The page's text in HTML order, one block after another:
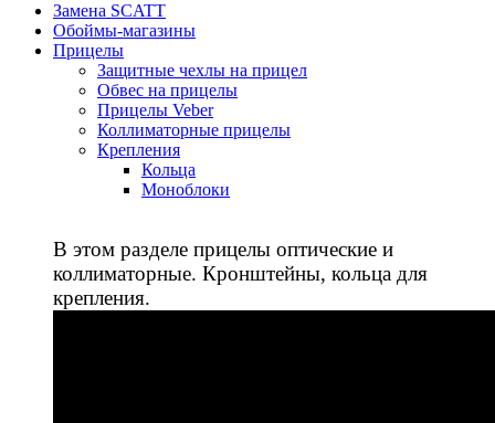
Замена SCATT
Обоймы-магазины
Прицелы
Защитные чехлы на прицел
Обвес на прицелы
Прицелы Veber
Коллиматорные прицелы
Крепления
Кольца
Моноблоки
В этом разделе прицелы оптические и
коллиматорные. Кронштейны, кольца для
крепления.